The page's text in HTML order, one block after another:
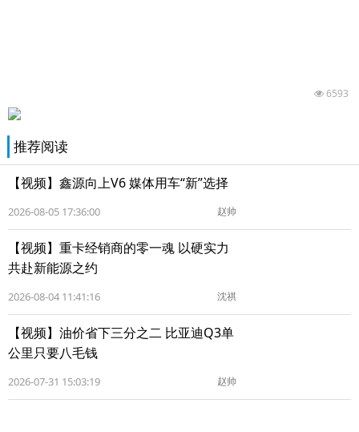
6593
推荐阅读
【视频】鑫源向上V6 媒体用车“新”选择
2026-08-05 17:36:00 赵帅
【视频】重卡经销商的零一魂 以硬实力
共赴新能源之约
2026-08-04 11:41:16 沈祺
【视频】油价省下三分之二 比亚迪Q3单
公里只要八毛钱
2026-07-31 15:03:19 赵帅